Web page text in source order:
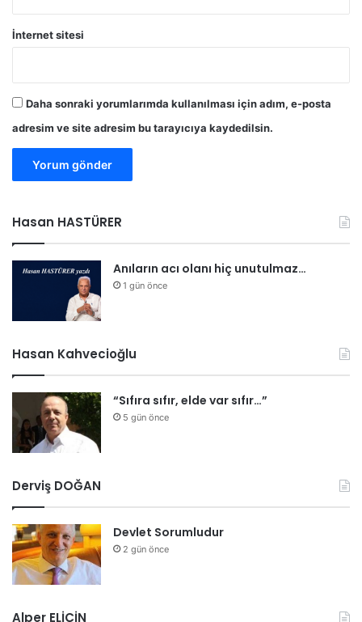
ı
İnternet sitesi
Daha sonraki yorumlarımda kullanılması için adım, e-posta
adresim ve site adresim bu tarayıcıya kaydedilsin.
Hasan HASTÜRER
Anıların acı olanı hiç unutulmaz…
1 gün önce
Hasan Kahvecioğlu
“Sıfıra sıfır, elde var sıfır…”
5 gün önce
Derviş DOĞAN
Devlet Sorumludur
2 gün önce
Alper ELİÇİN